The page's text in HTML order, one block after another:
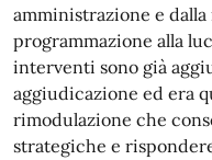
amministrazione e
programmazione alla
interventi sono già
aggiudicazione ed era
rimodulazione che
strategiche e